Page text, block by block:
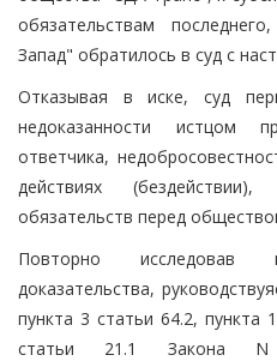
обязательствам
Запад" обратилось в суд с
Отказывая в иске, суд
недоказанности истцом
ответчика,
действиях
обязательств перед
Повторно
доказательства,
пункта 3 статьи 64.2, пункта
статьи 21.1 Закона N